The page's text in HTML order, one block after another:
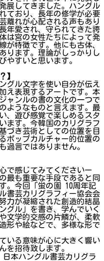
展してきました。ハングル
ており、長年の修学が必要
離れが心配される声もあり
年愛され、守られてきた誇
は宮の女性たちによって発
が特徴です。他にも古体、
ります。理論がしっかりし
やすいと思います。
】
グル文字を使い自分が伝え
え表現するアートです。本
ャンルの書の文化の一つで
ようなものと言えます。最
、遊び感覚で楽しめるスタ
ます。今韓国のカリグラフ
づき芸術としての位置を目
ポップカルチャー的位置の
過言ではありません。
で感じてみてくださいー
最も重要な手段であると同
。今回「蛍の園 10周年記
書芸カリグラフィー協会会
力が凝縮された創造的結晶
グル」を書き、学んでいく
文学的交感の片鱗が、柔軟
形や絵などで、多様な形で
いる意味が心に大きく響い
を招待致します。
本ハングル書芸カリグラ